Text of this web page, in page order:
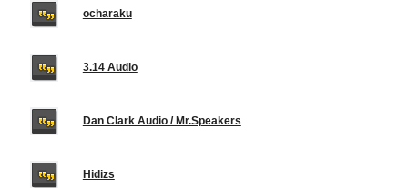
ocharaku
3.14 Audio
Dan Clark Audio / Mr.Speakers
Hidizs